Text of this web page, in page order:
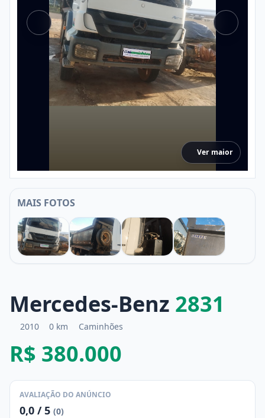
Ver maior
MAIS FOTOS
Mercedes-Benz 2831
2010 0 km Caminhões
R$ 380.000
AVALIAÇÃO DO ANÚNCIO
0,0 / 5 (0)